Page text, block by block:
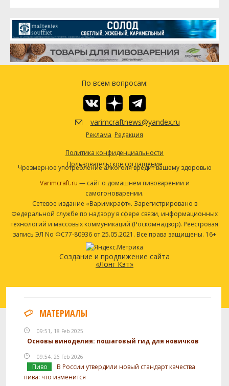
По всем вопросам:
varimcraftnews@yandex.ru
Реклама Редакция
Политика конфиденциальности
Пользовательское соглашение
Чрезмерное употребление алкоголя вредит вашему здоровью
Varimcraft.ru — сайт о домашнем пивоварении и
самогоноварении.
Сетевое издание «Варимкрафт». Зарегистрировано в
Федеральной службе по надзору в сфере связи, информационных
технологий и массовых коммуникаций (Роскомнадзор). Реестровая
запись ЭЛ No ФС77-80936 от 25.05.2021. Все права защищены. 16+
Создание и продвижение сайта
«Лонг Кэт»
МАТЕРИАЛЫ
09:51, 18 Feb 2025
Основы виноделия: пошаговый гид для новичков
09:54, 26 Feb 2026
Пиво
В России утвердили новый стандарт качества
пива: что изменится